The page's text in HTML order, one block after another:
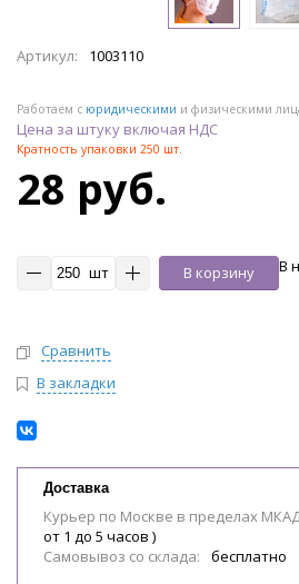
Артикул: 1003110
Работаем с юридическими и физическими
Цена за штуку включая НДС
Кратность упаковки 250 шт.
28 руб.
шт В корзину В
Сравнить
В закладки
Доставка
Курьер по Москве в пределах
от 1 до 5 часов )
Самовывоз со склада:
бесплатно